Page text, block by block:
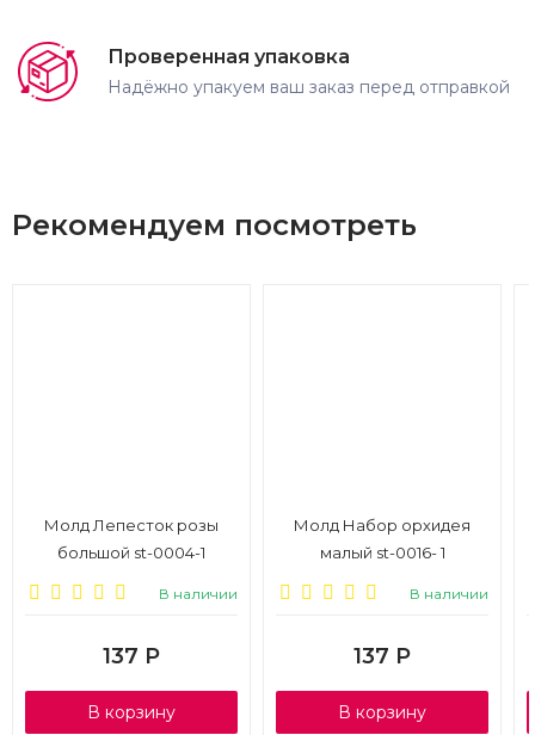
Проверенная упаковка
Надёжно упакуем ваш заказ перед отправкой
Рекомендуем посмотреть
Молд Лепесток розы
большой st-0004-1
В наличии
137 Р
В корзину
Молд Набор орхидея
малый st-0016- 1
В наличии
137 Р
В корзину